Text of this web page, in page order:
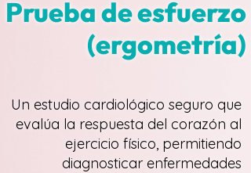
Prueba de esfuerzo
(ergometría)
Un estudio cardiológico seguro que
evalúa la respuesta del corazón al
ejercicio físico, permitiendo
diagnosticar enfermedades